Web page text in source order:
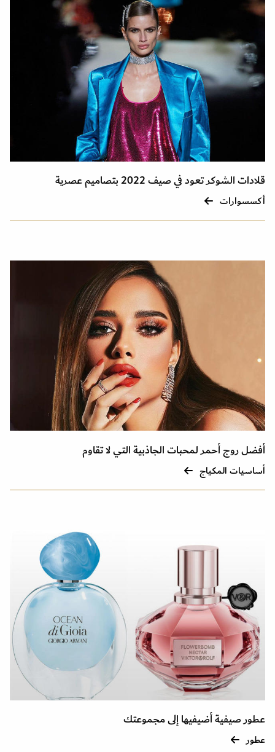
قلادات الشوكر تعود في صيف 2022 بتصاميم عصرية
أكسسوارات
أفضل روج أحمر لمحبات الجاذبية التي لا تقاوم
أساسيات المكياج
عطور صيفية أضيفيها إلى مجموعتك
عطور